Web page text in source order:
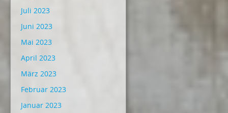
Juli 2023
Juni 2023
Mai 2023
April 2023
März 2023
Februar 2023
Januar 2023